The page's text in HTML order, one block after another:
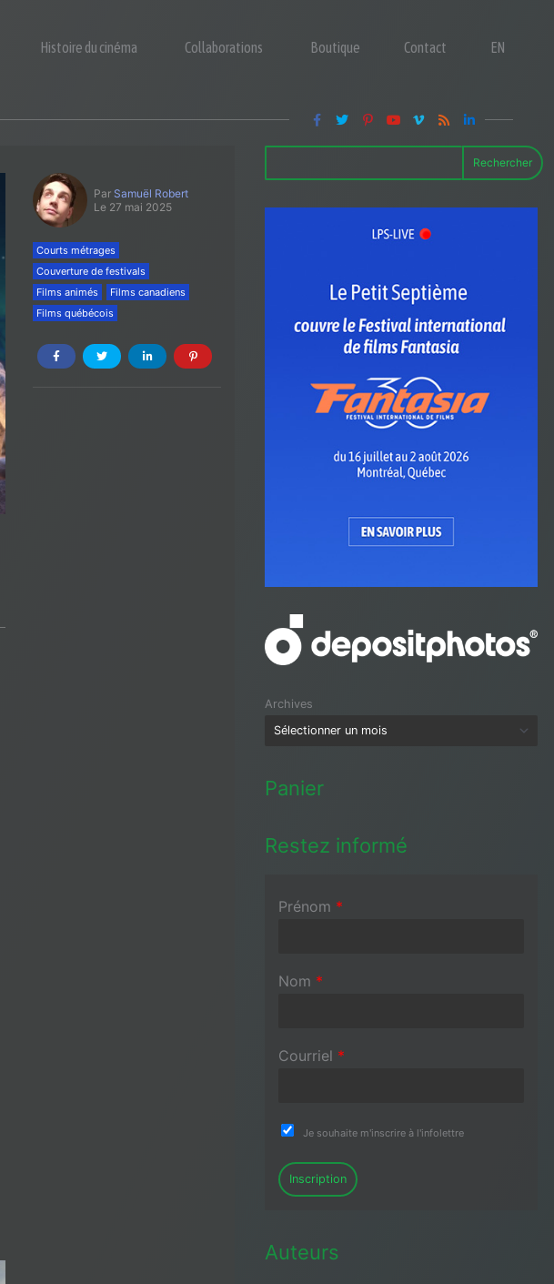
Histoire du cinéma Collaborations Boutique Contact EN
Par Samuël Robert
Le 27 mai 2025
Courts métrages
Couverture de festivals
Films animés
Films canadiens
Films québécois
Rechercher
Archives
Panier
Restez informé
Prénom *
Nom *
Courriel *
Je souhaite m'inscrire à l'infolettre
Inscription
Auteurs